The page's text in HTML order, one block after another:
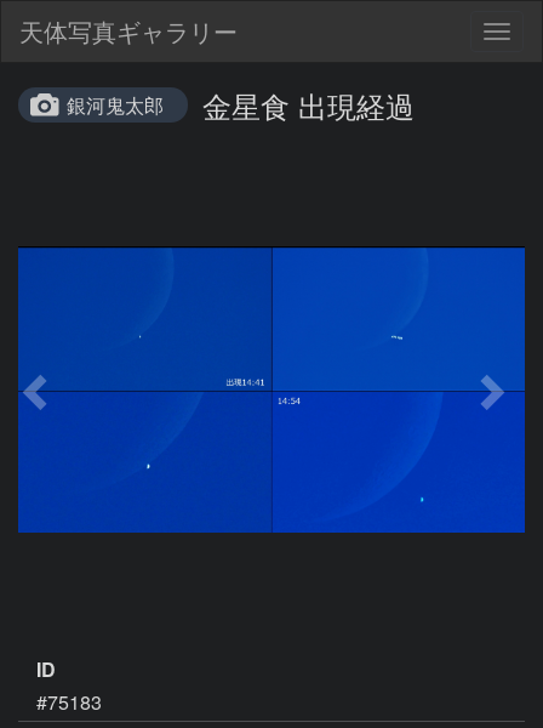
天体写真ギャラリー
銀河鬼太郎 金星食 出現経過
ID
#75183